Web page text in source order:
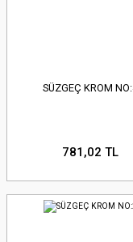
SÜZGEÇ KROM
781,02 TL